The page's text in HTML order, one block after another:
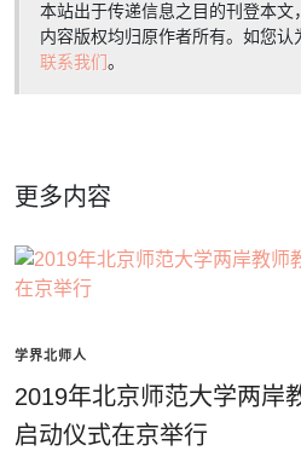
本站出于传递信息之目的刊登本文
内容版权均归原作者所有。如您
联系我们。
更多内容
学界北师人
2019年北京师范大学两岸
启动仪式在京举行